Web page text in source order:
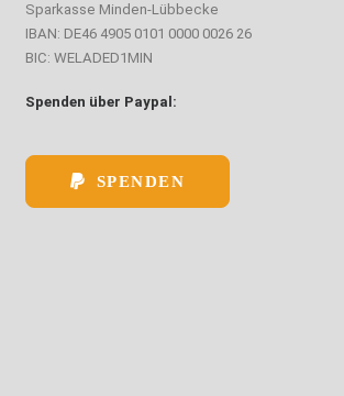
Sparkasse Minden-Lübbecke
IBAN: DE46 4905 0101 0000 0026 26
BIC: WELADED1MIN
Spenden über Paypal:
SPENDEN